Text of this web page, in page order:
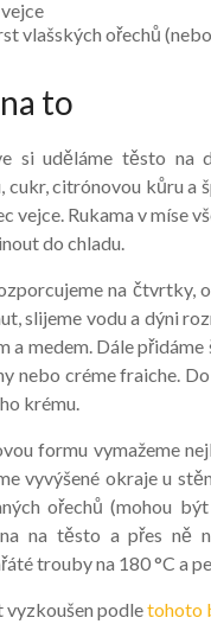
vlašských ořechů
to
si uděláme těsto na
cukr, citrónovou kůru a
vejce. Rukama v míse
do chladu.
na čtvrtky,
slijeme vodu a dýni
a medem. Dále
nebo créme fraiche.
krému.
formu vymažeme
vyvýšené okraje u
ořechů (mohou
na těsto a přes ně
trouby na 180 °C a
vyzkoušen podletohoto